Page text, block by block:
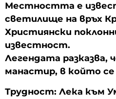
Местността е
светилище на връх
Християнски
известност.
Легендата разказва,
манастир, в който
Трудност: Лека към